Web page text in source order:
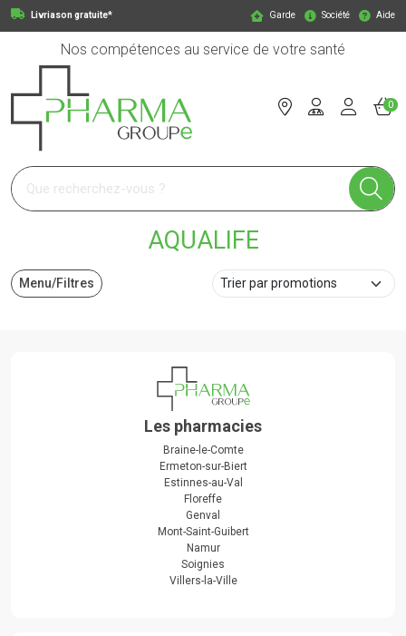
Livriason gratuite* Garde Société Aide
Nos compétences au service de votre santé
Pharmagroupe Votre pharmacie en ligne à votre service
0
AQUALIFE
Menu/Filtres
Les pharmacies
Braine-le-Comte
Ermeton-sur-Biert
Estinnes-au-Val
Floreffe
Genval
Mont-Saint-Guibert
Namur
Soignies
Villers-la-Ville